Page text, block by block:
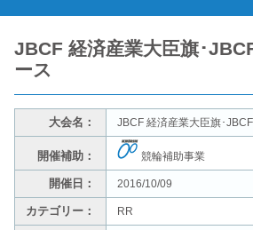
JBCF 経済産業大臣旗･
ース
大会名： JBCF 経済産業大臣旗･
開催補助： 競輪補助事業
開催日： 2016/10/09
カテゴリー： RR